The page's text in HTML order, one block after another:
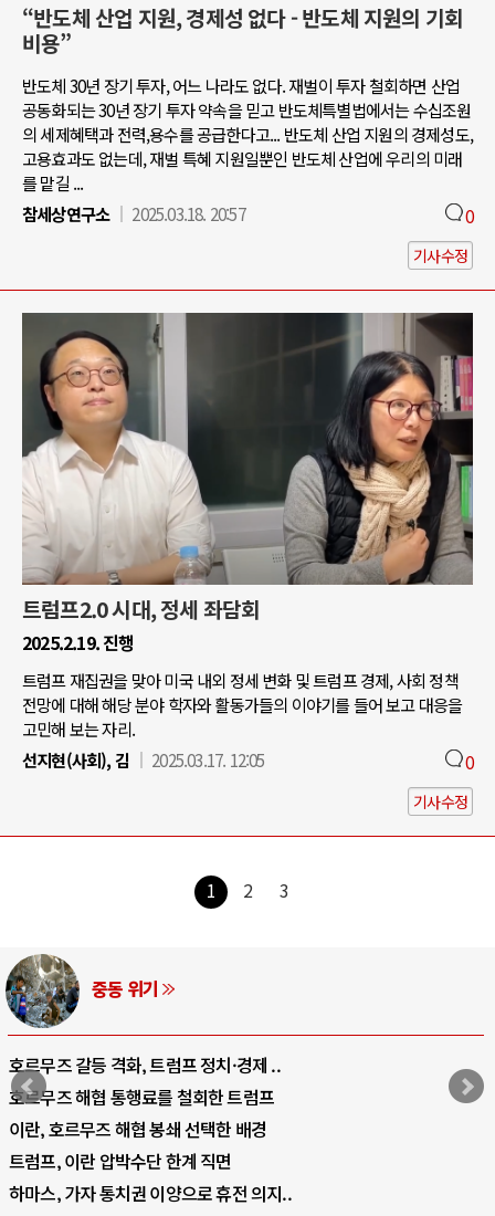
“반도체 산업 지원, 경제성 없다 - 반도체 지원의 기회
비용”
반도체 30년 장기 투자, 어느 나라도 없다. 재벌이 투자 철회하면 산업
공동화되는 30년 장기 투자 약속을 믿고 반도체특별법에서는 수십조원
의 세제혜택과 전력,용수를 공급한다고... 반도체 산업 지원의 경제성도,
고용효과도 없는데, 재벌 특혜 지원일뿐인 반도체 산업에 우리의 미래
를 맡길 ...
참세상연구소
2025.03.18. 20:57 0
기사수정
트럼프2.0 시대, 정세 좌담회
2025.2.19. 진행
트럼프 재집권을 맞아 미국 내외 정세 변화 및 트럼프 경제, 사회 정책
전망에 대해 해당 분야 학자와 활동가들의 이야기를 들어 보고 대응을
고민해 보는 자리.
선지현(사회), 김
2025.03.17. 12:05 0
기사수정
1 2 3
중국 AI, 저가 공세로 글로벌 토큰 시..
AI 국부펀드 구상 놓고 미국 진보진영 ..
AI 데이터센터 반대 투쟁은 새로운 글로..
AI의 숨은 환경 비용: 데이터센터 확산..
AI는 어떻게 미국 민주주의를 잠식하고 ..